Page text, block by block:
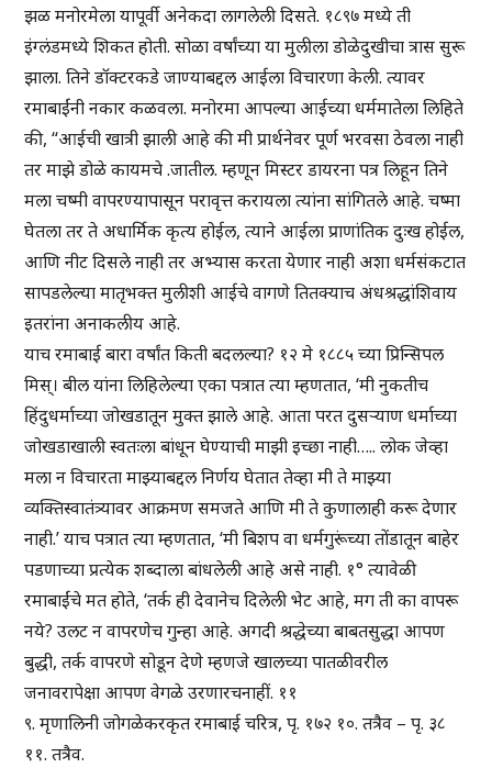
झळ मनोरमेला यापूर्वी अनेकदा लागलेली दिसते. १८९७ मध्ये ती
इंग्लंडमध्ये शिकत होती. सोळा वर्षांच्या या मुलीला डोळेदुखीचा त्रास सुरू
झाला. तिने डॉक्टरकडे जाण्याबद्दल आईला विचारणा केली. त्यावर
रमाबाईंनी नकार कळवला. मनोरमा आपल्या आईच्या धर्ममातेला लिहिते
की, “आईची खात्री झाली आहे की मी प्रार्थनेवर पूर्ण भरवसा ठेवला नाही
तर माझे डोळे कायमचे .जातील. म्हणून मिस्टर डायरना पत्र लिहून तिने
मला चष्मी वापरण्यापासून परावृत्त करायला त्यांना सांगितले आहे. चष्मा
घेतला तर ते अधार्मिक कृत्य होईल, त्याने आईला प्राणांतिक दुःख होईल,
आणि नीट दिसले नाही तर अभ्यास करता येणार नाही अशा धर्मसंकटात
सापडलेल्या मातृभक्त मुलीशी आईचे वागणे तितक्याच अंधश्रद्धांशिवाय
इतरांना अनाकलीय आहे.
याच रमाबाई बारा वर्षांत किती बदलल्या? १२ मे १८८५ च्या प्रिन्सिपल
मिस्। बील यांना लिहिलेल्या एका पत्रात त्या म्हणतात, ‘मी नुकतीच
हिंदुधर्माच्या जोखडातून मुक्त झाले आहे. आता परत दुसऱ्याण धर्माच्या
जोखडाखाली स्वतःला बांधून घेण्याची माझी इच्छा नाही….. लोक जेव्हा
मला न विचारता माझ्याबद्दल निर्णय घेतात तेव्हा मी ते माझ्या
व्यक्तिस्वातंत्र्यावर आक्रमण समजते आणि मी ते कुणालाही करू देणार
नाही.’ याच पत्रात त्या म्हणतात, ‘मी बिशप वा धर्मगुरूंच्या तोंडातून बाहेर
पडणाच्या प्रत्येक शब्दाला बांधलेली आहे असे नाही. १° त्यावेळी
रमाबाईंचे मत होते, ‘तर्क ही देवानेच दिलेली भेट आहे, मग ती का वापरू
नये? उलट न वापरणेच गुन्हा आहे. अगदी श्रद्धेच्या बाबतसुद्धा आपण
बुद्धी, तर्क वापरणे सोडून देणे म्हणजे खालच्या पातळीवरील
जनावरापेक्षा आपण वेगळे उरणारचनाहीं. ११
९. मृणालिनी जोगळेकरकृत रमाबाई चरित्र, पृ. १७२ १०. तत्रैव – पृ. ३८
११. तत्रैव.